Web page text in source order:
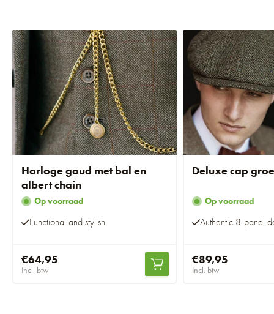
Horloge goud met bal en
albert chain
Op voorraad
Functional and stylish
€64,95
Incl. btw
Deluxe cap
Op voorraad
Authentic 8-panel
€89,95
Incl. btw